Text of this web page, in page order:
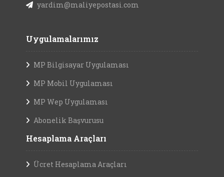
yardim@maliyepostasi.com
Uygulamalarımız
MP Bilgisayar Uygulaması
MP Mobil Uygulaması
MP Wep Uygulaması
Abonelik Başvurusu
Hesaplama Araçları
Ücret Hesaplama Araçları